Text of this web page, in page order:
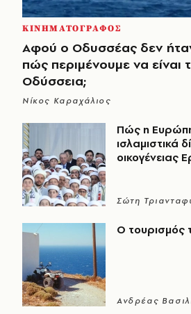
ΚΙΝΗΜΑΤΟΓΡΑΦΟΣ
Αφού ο Οδυσσέας δεν
πώς περιμένουμε να είναι
Οδύσσεια;
Νίκος Καραχάλιος
Πώς η
ισλαμιστικά
οικογένειας
Σώτη
Ο τουρισμός
Ανδρέας